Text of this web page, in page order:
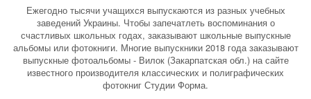
Ежегодно тысячи учащихся выпускаются из разных учебных
заведений Украины. Чтобы запечатлеть воспоминания о
счастливых школьных годах, заказывают школьные выпускные
альбомы или фотокниги. Многие выпускники 2018 года заказывают
выпускные фотоальбомы - Вилок (Закарпатская обл.) на сайте
известного производителя классических и полиграфических
фотокниг Студии Форма.